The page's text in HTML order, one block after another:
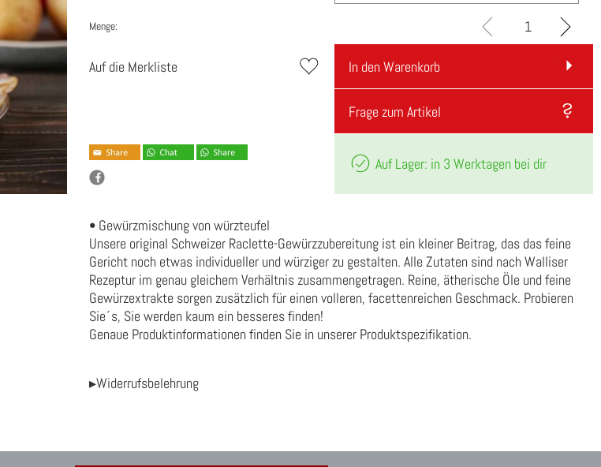
Menge:
Auf die Merkliste In den Warenkorb
Frage zum Artikel
Auf Lager: in 3 Werktagen bei dir
• Gewürzmischung von würzteufel
Unsere original Schweizer Raclette-Gewürzzubereitung ist ein kleiner Beitrag, das das feine
Gericht noch etwas individueller und würziger zu gestalten. Alle Zutaten sind nach Walliser
Rezeptur im genau gleichem Verhältnis zusammengetragen. Reine, ätherische Öle und feine
Gewürzextrakte sorgen zusätzlich für einen volleren, facettenreichen Geschmack. Probieren
Sie´s, Sie werden kaum ein besseres finden!
Genaue Produktinformationen finden Sie in unserer Produktspezifikation.
▸Widerrufsbelehrung